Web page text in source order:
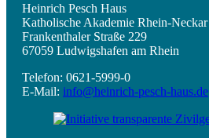
Heinrich Pesch Haus
Katholische Akademie Rhein-Neckar
Frankenthaler Straße 229
67059 Ludwigshafen am Rhein
Telefon: 0621-5999-0
E-Mail: info@heinrich-pesch-haus.de